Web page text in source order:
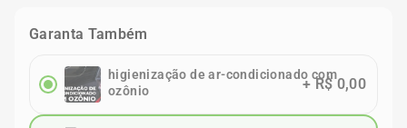
Garanta Também
higienização de ar-condicionado com
ozônio
+R$ 0,00